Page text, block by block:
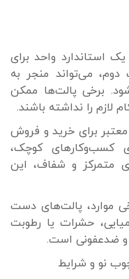
استاندارد واحد برای
می‌تواند منجر به
برخی پالت‌ها ممکن
لازم را نداشته باشند.
معتبر برای خرید و فروش
کوچک،
متمرکز و شفاف، این
موارد، پالت‌های دست
حشرات یا رطوبت
و ضدعفونی است.
نو و شرایط